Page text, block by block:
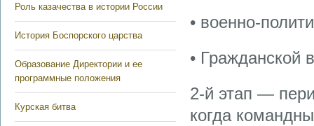
Роль казачества в истории России
История Боспорского царства
Образование Директории и ее
программные положения
Курская битва
• военно-
• Гражданской
2-й этап —
когда